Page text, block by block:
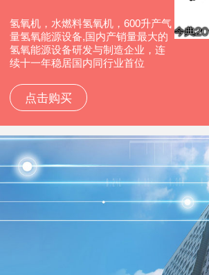
氢氧机，水燃料氢氧机，600升产气
量氢氧能源设备,国内产销量最大的
氢氧能源设备研发与制造企业，连
续十一年稳居国内同行业首位
点击购买